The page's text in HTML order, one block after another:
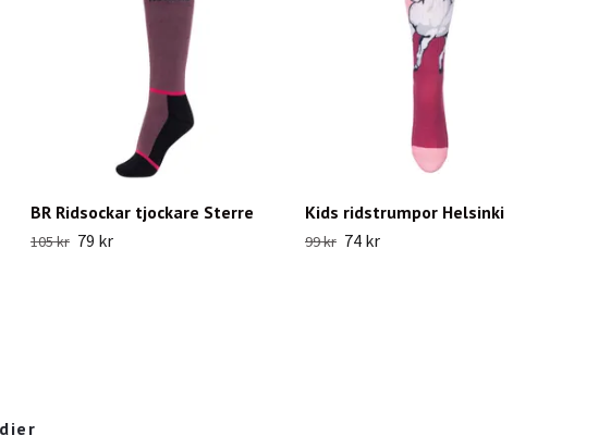
BR Ridsockar tjockare Sterre
105 kr 79 kr
Kids ridstrumpor Helsinki
99 kr 74 kr